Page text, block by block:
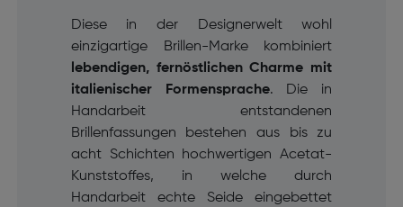
Diese in der Designerwelt wohl
einzigartige Brillen-Marke kombiniert
lebendigen, fernöstlichen Charme mit
italienischer Formensprache. Die in
Handarbeit entstandenen
Brillenfassungen bestehen aus bis zu
acht Schichten hochwertigen Acetat-
Kunststoffes, in welche durch
Handarbeit echte Seide eingebettet